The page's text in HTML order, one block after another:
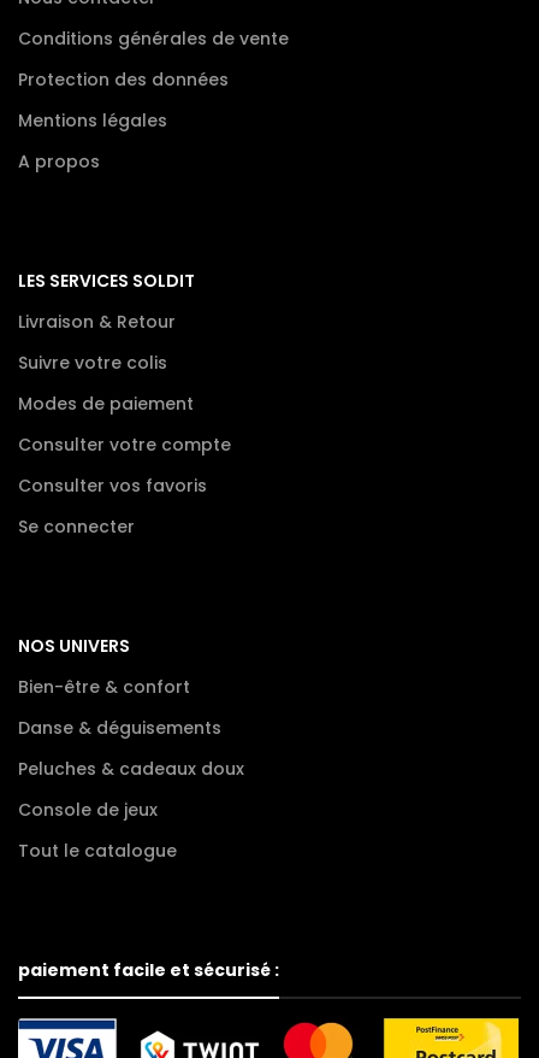
Conditions générales de vente
Protection des données
Mentions légales
A propos
LES SERVICES SOLDIT
Livraison & Retour
Suivre votre colis
Modes de paiement
Consulter votre compte
Consulter vos favoris
Se connecter
NOS UNIVERS
Bien-être & confort
Danse & déguisements
Peluches & cadeaux doux
Console de jeux
Tout le catalogue
paiement facile et sécurisé :